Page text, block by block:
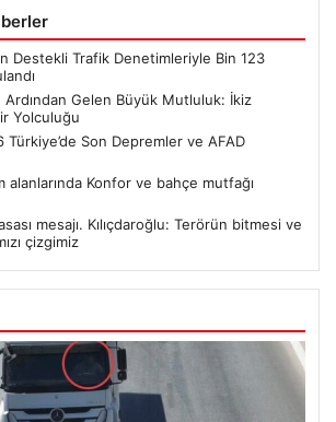
Destekli Trafik Denetimleriyle Bin 123
Ardından Gelen Büyük Mutluluk: İkiz
Yolculuğu
Son Depremler ve AFAD
alanlarında Konfor ve bahçe mutfağı
mesajı. Kılıçdaroğlu: Terörün bitmesi ve
çizgimiz